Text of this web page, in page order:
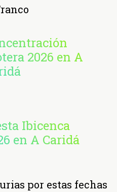
2026 en A
Ibicenca
en A Caridá
por estas fechas